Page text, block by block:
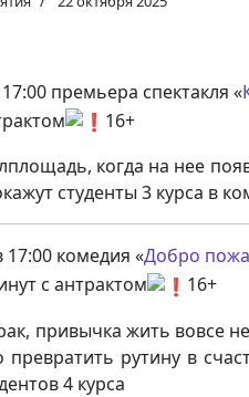
премьера спектакля «
16+
когда на нее
студенты 3 курса в
17:00 комедия «Добро
с антрактом
16+
привычка жить вовсе
рутину в
4 курса